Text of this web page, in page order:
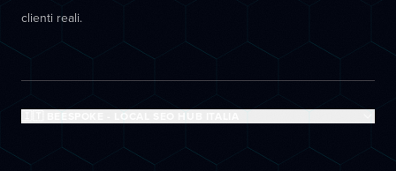
clienti reali.
🇮🇹 BEESPOKE - LOCAL SEO HUB ITALIA